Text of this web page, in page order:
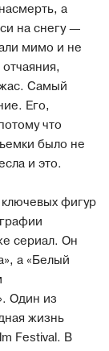
а
на снегу —
мимо и не
Самый
Его,
что
было не
и это.
фигур
сериал. Он
а «Белый
Один из
жизнь
Festival. В